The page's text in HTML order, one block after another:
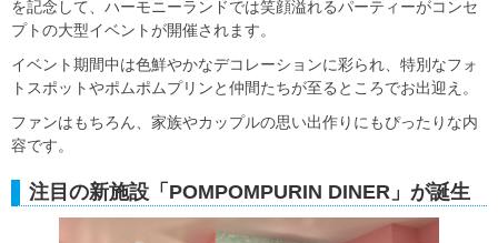
を記念して、ハーモニーランドでは笑顔溢れるパーティーがコンセ
プトの大型イベントが開催されます。
イベント期間中は色鮮やかなデコレーションに彩られ、特別なフォ
トスポットやポムポムプリンと仲間たちが至るところでお出迎え。
ファンはもちろん、家族やカップルの思い出作りにもぴったりな内
容です。
注目の新施設「POMPOMPURIN DINER」が誕生